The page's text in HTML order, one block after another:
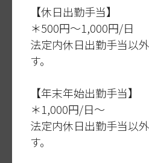
【休日出勤手当】
＊500円～1,000円/日
法定内休日出勤手当以
す。
【年末年始出勤手当】
＊1,000円/日～
法定内休日出勤手当以
す。